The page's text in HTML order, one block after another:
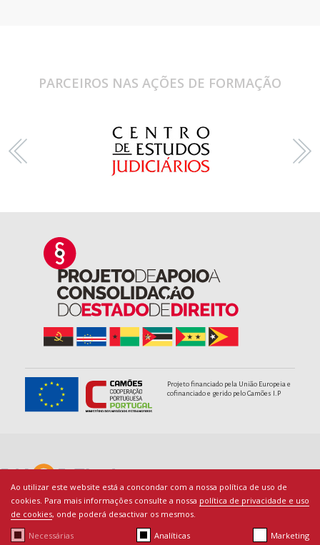
Ao utilizar este website está a concondar com a nossa política de uso de
cookies. Para mais informações consulte a nossa política de privacidade e uso
de cookies, onde poderá desactivar os mesmos.
Necessárias
Analíticas Marketing
PARCEIROS NAS AÇÕES DE FORMAÇÃO
Projeto financiado pela União Europeia e
cofinanciado e gerido pelo Camões I.P